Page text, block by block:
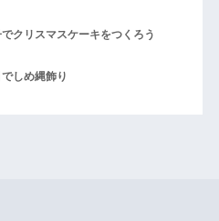
クリスマスケーキをつくろう
しめ縄飾り